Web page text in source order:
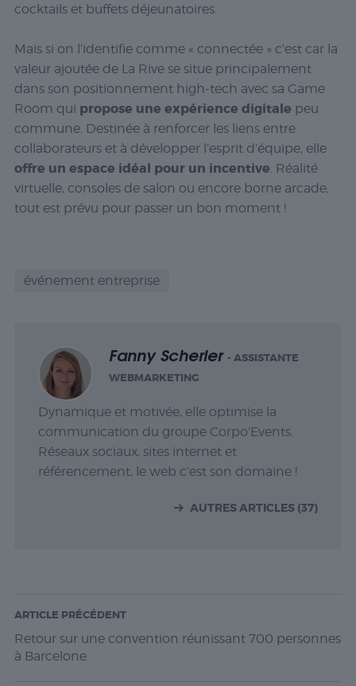
cocktails et buffets déjeunatoires.
Mais si on l’identifie comme « connectée » c’est car la
valeur ajoutée de La Rive se situe principalement
dans son positionnement high-tech avec sa Game
Room qui propose une expérience digitale peu
commune. Destinée à renforcer les liens entre
collaborateurs et à développer l’esprit d’équipe, elle
offre un espace idéal pour un incentive. Réalité
virtuelle, consoles de salon ou encore borne arcade,
tout est prévu pour passer un bon moment !
événement entreprise
Fanny Scherler - ASSISTANTE
WEBMARKETING
Dynamique et motivée, elle optimise la
communication du groupe Corpo’Events.
Réseaux sociaux, sites internet et
référencement, le web c’est son domaine !
AUTRES ARTICLES (37)
ARTICLE PRÉCÉDENT
Retour sur une convention réunissant 700 personnes
à Barcelone